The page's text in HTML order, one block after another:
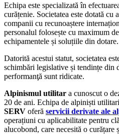
Echipa este specializată în
curățenie. Societatea este dotată cu
companii cu recunoaștere
personalul folosește cu maximum
echipamentele și soluțiile din dotare.
Datorită acestui statut, societatea
schimbări legislative și tendințe din
performanţă sunt ridicate.
Alpinismul utilitar a cunoscut o
20 de ani. Echipa de alpiniști
SERV oferă servicii derivate ale
operațiuni cu aplicabilitate pentru
alucobond, care necesită o curățare